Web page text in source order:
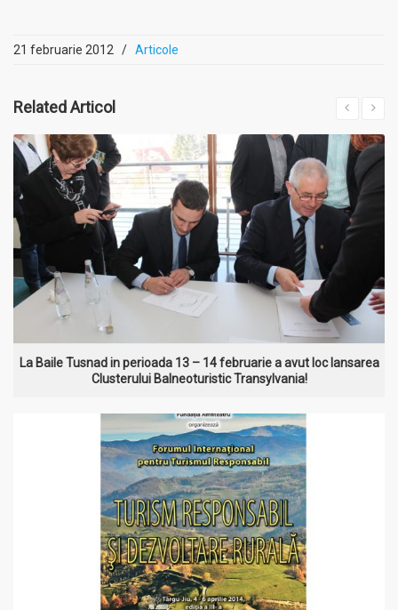
21 februarie 2012 / Articole
RelatedArticol
MAI MULT
La Baile Tusnad in perioada 13 – 14 februarie a avut loc lansarea
Clusterului Balneoturistic Transylvania!
MAI MULT